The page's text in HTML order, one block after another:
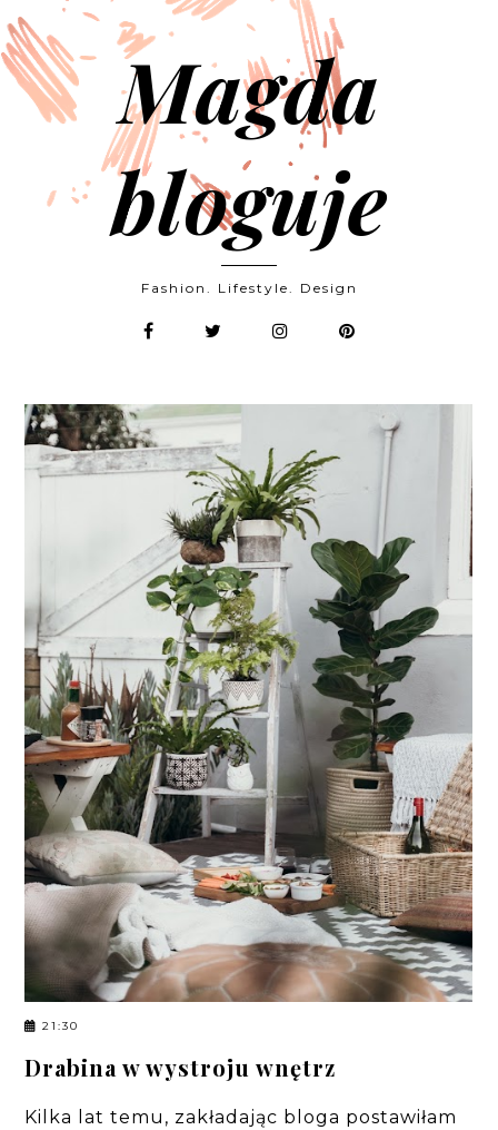
Magda
bloguje
Fashion. Lifestyle. Design
21:30
Drabina w wystroju wnętrz
Kilka lat temu, zakładając bloga postawiłam